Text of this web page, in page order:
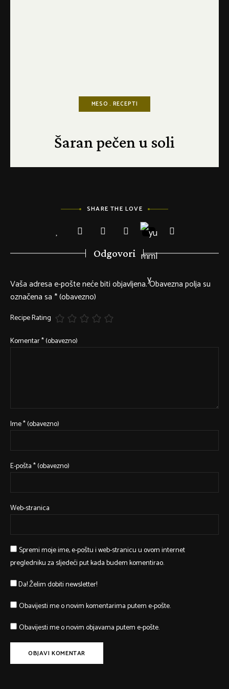
MESO RECEPTI
Šaran pečen u soli
SHARE THE LOVE
Odgovori
Vaša adresa e-pošte neće biti objavljena.Obavezna polja su
označena sa* (obavezno)
Recipe Rating
Komentar* (obavezno)
Ime* (obavezno)
E-pošta* (obavezno)
Web-stranica
Spremi moje ime, e-poštu i web-stranicu u ovom internet
pregledniku za sljedeći put kada budem komentirao.
Da! Želim dobiti newsletter!
Obavijesti me o novim komentarima putem e-pošte.
Obavijesti me o novim objavama putem e-pošte.